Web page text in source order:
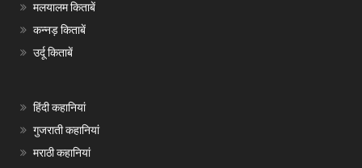
मलयालम किताबें
कन्नड़ किताबें
उर्दू किताबें
हिंदी कहानियां
गुजराती कहानियां
मराठी कहानियां